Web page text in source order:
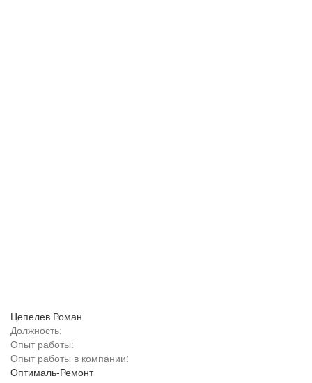
Цепелев Роман
Должность:
Опыт работы:
Опыт работы в компании:
Оптималь-Ремонт